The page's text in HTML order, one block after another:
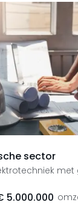
sector
5.000.000